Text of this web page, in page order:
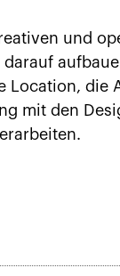
und
Location, die
mit den